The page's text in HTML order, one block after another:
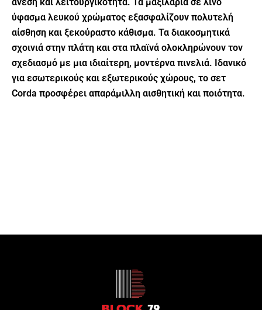
ύφασμα λευκού χρώματος εξασφαλίζουν πολυτελή
αίσθηση και ξεκούραστο κάθισμα. Τα διακοσμητικά
σχοινιά στην πλάτη και στα πλαϊνά ολοκληρώνουν τον
σχεδιασμό με μια ιδιαίτερη, μοντέρνα πινελιά. Ιδανικό
για εσωτερικούς και εξωτερικούς χώρους, το σετ
Corda προσφέρει απαράμιλλη αισθητική και ποιότητα.